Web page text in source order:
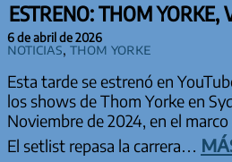
ESTRENO: THOM YORKE,
6 de abril de 2026
Noticias, Thom Yorke
Esta tarde se estrenó en
los shows de Thom Yorke en
Noviembre de 2024, en el
El setlist repasa la carrera…